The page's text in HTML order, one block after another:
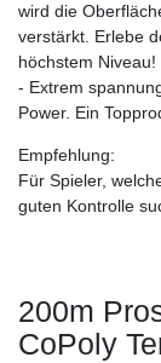
wird die
verstärkt. Erlebe
höchstem
- Extrem
Power. Ein
Empfehlung:
Für Spieler,
guten Kontrolle
200m
CoPoly